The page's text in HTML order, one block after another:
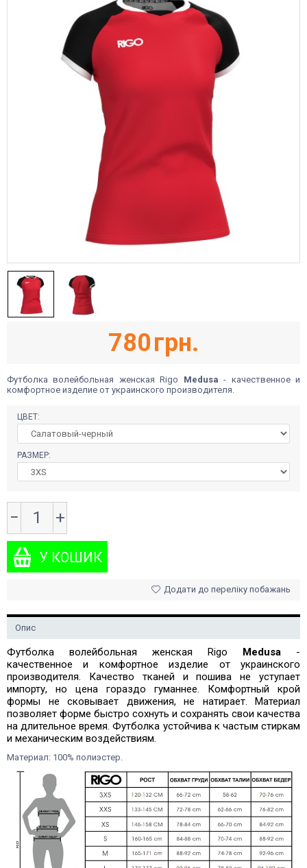
780грн.
Футболка волейбольная женская Rigo Medusa - качественное и
комфортное изделие от украинского производителя.
ЦВЕТ:
РАЗМЕР:
− +
Додати до переліку побажань
Опис
Футболка волейбольная женская Rigo Medusa -
качественное и комфортное изделие от украинского
производителя. Качество тканей и пошива не уступает
импорту, но цена гораздо гуманнее. Комфортный крой
формы не сковывает движения, не натирает. Материал
позволяет форме быстро сохнуть и сохранять свои качества
на длительное время. Футболка устойчива к частым стиркам
и механическим воздействиям.
Материал: 100% полиэстер.